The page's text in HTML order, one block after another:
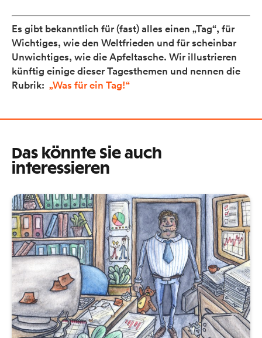
Es gibt bekanntlich für (fast) alles einen „Tag“, für
Wichtiges, wie den Weltfrieden und für scheinbar
Unwichtiges, wie die Apfeltasche. Wir illustrieren
künftig einige dieser Tagesthemen und nennen die
Rubrik: „Was für ein Tag!“
Das könnte Sie auch
interessieren